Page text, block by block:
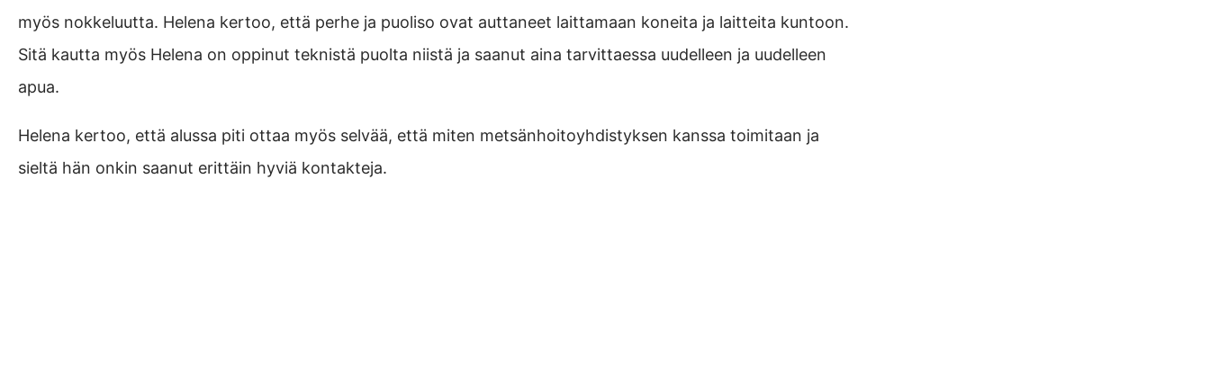
myös nokkeluutta. Helena kertoo, että perhe ja puoliso ovat auttaneet laittamaan koneita ja laitteita kuntoon.
Sitä kautta myös Helena on oppinut teknistä puolta niistä ja saanut aina tarvittaessa uudelleen ja uudelleen
apua.
Helena kertoo, että alussa piti ottaa myös selvää, että miten metsänhoitoyhdistyksen kanssa toimitaan ja
sieltä hän onkin saanut erittäin hyviä kontakteja.